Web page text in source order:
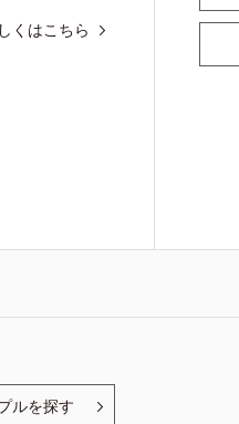
くはこちら
ルを探す